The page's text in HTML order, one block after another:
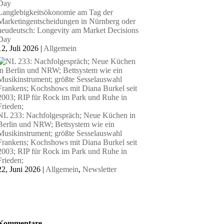
am Tag der
in Nürnberg oder
Longevity am Market Decisions
Juli 2026| Allgemein
233: Nachfolgespräch; Neue Küchen in
und NRW; Bettsystem wie ein
größte Sesselauswahl
Kochshows mit Diana Burkel seit
RIP für Rock im Park und Ruhe in
Juni 2026| Allgemein, Newsletter